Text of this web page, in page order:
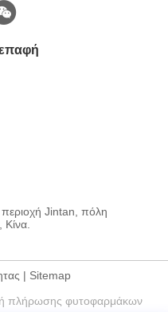
Jintan, πόλη
| Sitemap
πλήρωσης φυτοφαρμάκων